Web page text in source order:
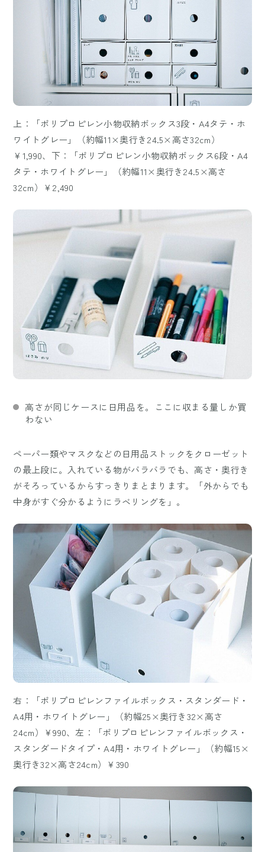
上：「ポリプロピレン小物収納ボックス3段・A4タテ・ホ
ワイトグレー」（約幅11×奥行き24.5×高さ32cm）
￥1,990、下：「ポリプロピレン小物収納ボックス6段・A4
タテ・ホワイトグレー」（約幅11×奥行き24.5×高さ
32cm）￥2,490
高さが同じケースに日用品を。ここに収まる量しか買
わない
ペーパー類やマスクなどの日用品ストックをクローゼット
の最上段に。入れている物がバラバラでも、高さ・奥行き
がそろっているからすっきりまとまります。「外からでも
中身がすぐ分かるようにラベリングを」。
右：「ポリプロピレンファイルボックス・スタンダード・
A4用・ホワイトグレー」（約幅25×奥行き32×高さ
24cm）￥990、左：「ポリプロピレンファイルボックス・
スタンダードタイプ・A4用・ホワイトグレー」（約幅15×
奥行き32×高さ24cm）￥390